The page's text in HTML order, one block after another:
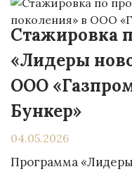
Стажировка
«Лидеры
ООО
Бункер»
04.05.2026
Программа